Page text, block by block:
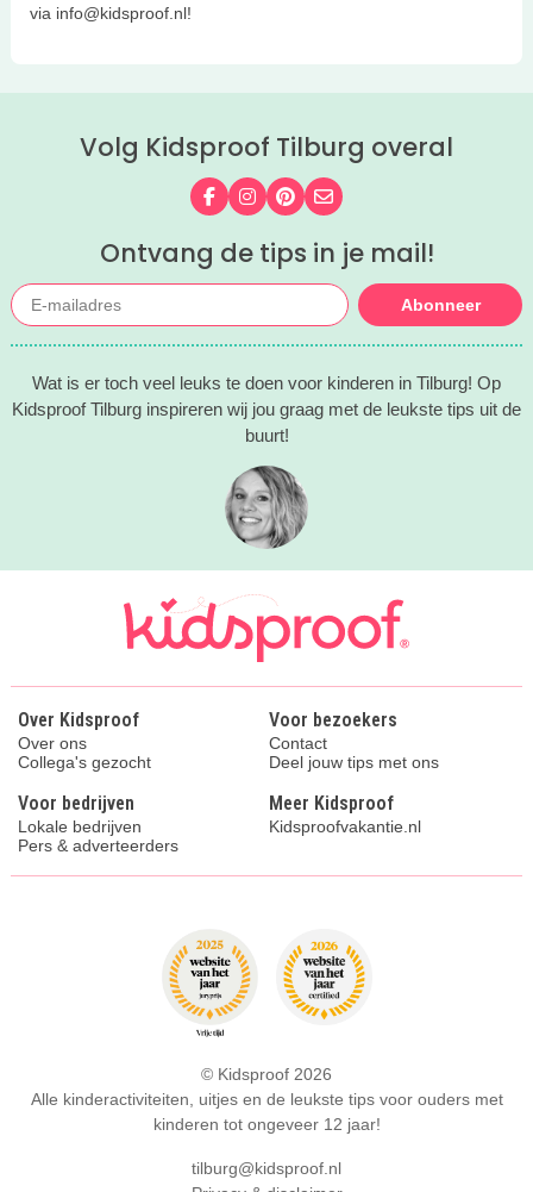
via info@kidsproof.nl!
Volg Kidsproof Tilburg overal
Volg ons op Facebook
Volg ons op Instagram
Volg ons op Pinterest
Mail ons
Ontvang de tips in je mail!
Abonneer
Wat is er toch veel leuks te doen voor kinderen in Tilburg! Op
Kidsproof Tilburg inspireren wij jou graag met de leukste tips uit de
buurt!
Over Kidsproof
Over ons
Collega's gezocht
Voor bezoekers
Contact
Deel jouw tips met ons
Voor bedrijven
Lokale bedrijven
Pers & adverteerders
Meer Kidsproof
Kidsproofvakantie.nl
© Kidsproof 2026
Alle kinderactiviteiten, uitjes en de leukste tips voor ouders met
kinderen tot ongeveer 12 jaar!
tilburg@kidsproof.nl